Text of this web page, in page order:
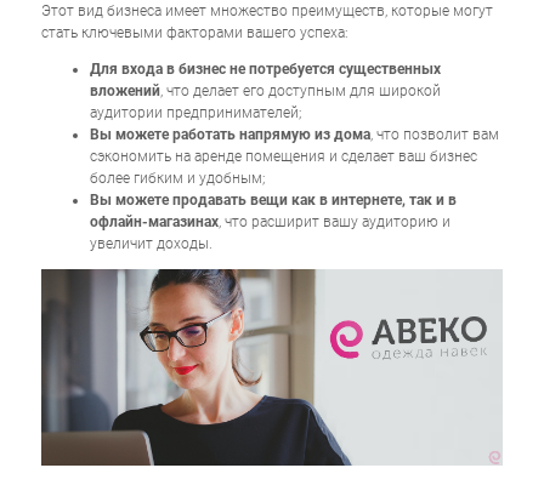
Этот вид бизнеса имеет множество преимуществ, которые могут
стать ключевыми факторами вашего успеха:
Для входа в бизнес не потребуется существенных
вложений, что делает его доступным для широкой
аудитории предпринимателей;
Вы можете работать напрямую из дома, что позволит вам
сэкономить на аренде помещения и сделает ваш бизнес
более гибким и удобным;
Вы можете продавать вещи как в интернете, так и в
офлайн-магазинах, что расширит вашу аудиторию и
увеличит доходы.